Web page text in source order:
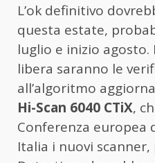
L’ok definitivo
questa estate,
luglio e inizio agosto.
libera saranno le
all’algoritmo
Hi-Scan 6040 CTiX,
Conferenza europea
Italia i nuovi